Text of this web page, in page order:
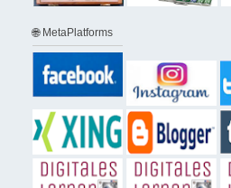
🌐 MetaPlatforms